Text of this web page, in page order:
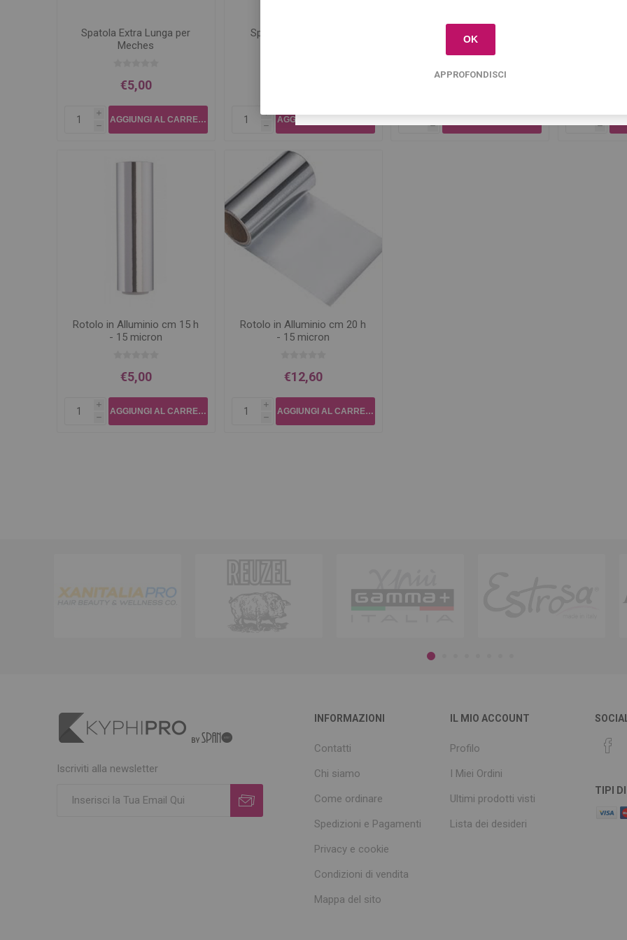
Spatola Extra Lunga per
Meches
€5,00
i
h
Spatola Meches Lunga
h
Rotolo in Alluminio cm 30 h
- 15 micron
h h
Rotolo in Alluminio cm 15 h
- 15 micron
€5,00
i
h
Rotolo in Alluminio cm 20 h
- 15 micron
€12,60
i
h
Iscriviti alla newsletter
INFORMAZIONI
Contatti
Chi siamo
Come ordinare
Spedizioni e Pagamenti
Privacy e cookie
Condizioni di vendita
Mappa del sito
IL MIO ACCOUNT
Profilo
I Miei Ordini
Ultimi prodotti visti
Lista dei desideri
TIPI
OK
APPROFONDISCI